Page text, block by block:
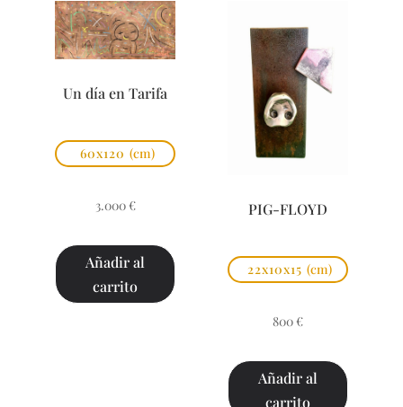
Un día en Tarifa
60x120 (cm)
3.000 €
Añadir al
carrito
PIG-FLOYD
22x10x15 (cm)
800 €
Añadir al
carrito